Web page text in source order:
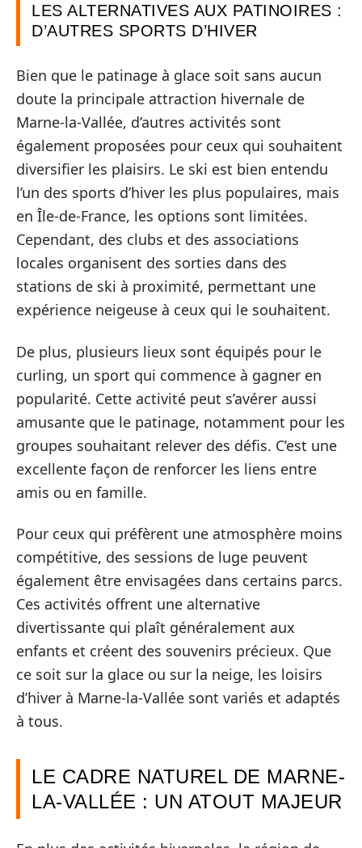
LES ALTERNATIVES AUX PATINOIRES :
D’AUTRES SPORTS D’HIVER
Bien que le patinage à glace soit sans aucun
doute la principale attraction hivernale de
Marne-la-Vallée, d’autres activités sont
également proposées pour ceux qui souhaitent
diversifier les plaisirs. Le ski est bien entendu
l’un des sports d’hiver les plus populaires, mais
en Île-de-France, les options sont limitées.
Cependant, des clubs et des associations
locales organisent des sorties dans des
stations de ski à proximité, permettant une
expérience neigeuse à ceux qui le souhaitent.
De plus, plusieurs lieux sont équipés pour le
curling, un sport qui commence à gagner en
popularité. Cette activité peut s’avérer aussi
amusante que le patinage, notamment pour les
groupes souhaitant relever des défis. C’est une
excellente façon de renforcer les liens entre
amis ou en famille.
Pour ceux qui préfèrent une atmosphère moins
compétitive, des sessions de luge peuvent
également être envisagées dans certains parcs.
Ces activités offrent une alternative
divertissante qui plaît généralement aux
enfants et créent des souvenirs précieux. Que
ce soit sur la glace ou sur la neige, les loisirs
d’hiver à Marne-la-Vallée sont variés et adaptés
à tous.
LE CADRE NATUREL DE MARNE-
LA-VALLÉE : UN ATOUT MAJEUR